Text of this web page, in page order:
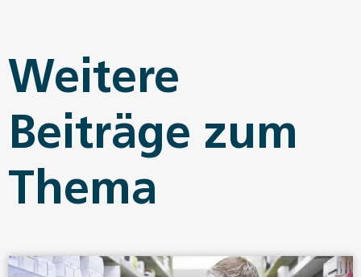
Weitere
Beiträge zum
Thema